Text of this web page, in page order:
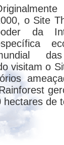
a de
Bom
moral.
o Site
da
visitam o
hectares de